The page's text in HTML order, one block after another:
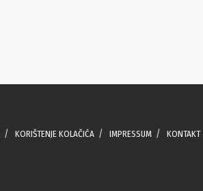
KORIŠTENJE KOLAČIĆA IMPRESSUM KONTAKT